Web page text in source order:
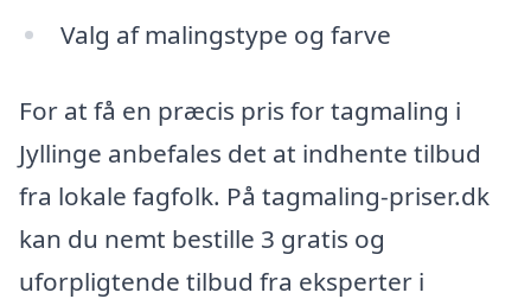
Valg af malingstype og farve
For at få en præcis pris for tagmaling i
Jyllinge anbefales det at indhente tilbud
fra lokale fagfolk. På tagmaling-priser.dk
kan du nemt bestille 3 gratis og
uforpligtende tilbud fra eksperter i